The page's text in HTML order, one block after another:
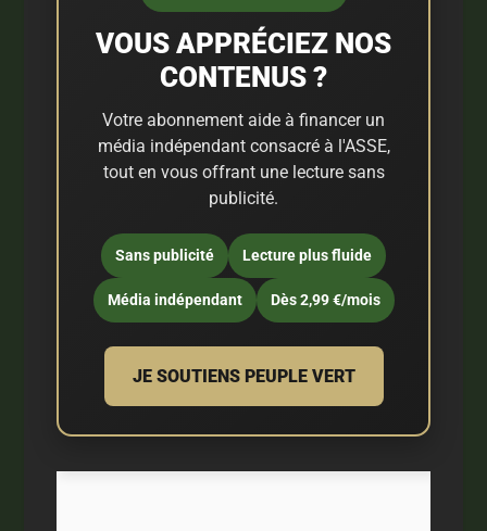
VOUS APPRÉCIEZ NOS
CONTENUS ?
Votre abonnement aide à financer un
média indépendant consacré à l'ASSE,
tout en vous offrant une lecture sans
publicité.
Sans publicité Lecture plus fluide
Média indépendant Dès 2,99 €/mois
JE SOUTIENS PEUPLE VERT